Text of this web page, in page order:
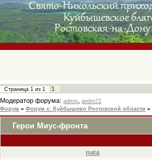
Страница 1 из 1
1
Модератор форума: admin andro72
Форум » Форум с. Куйбышево Ростовской области »
Герои Миус-фронта
nata